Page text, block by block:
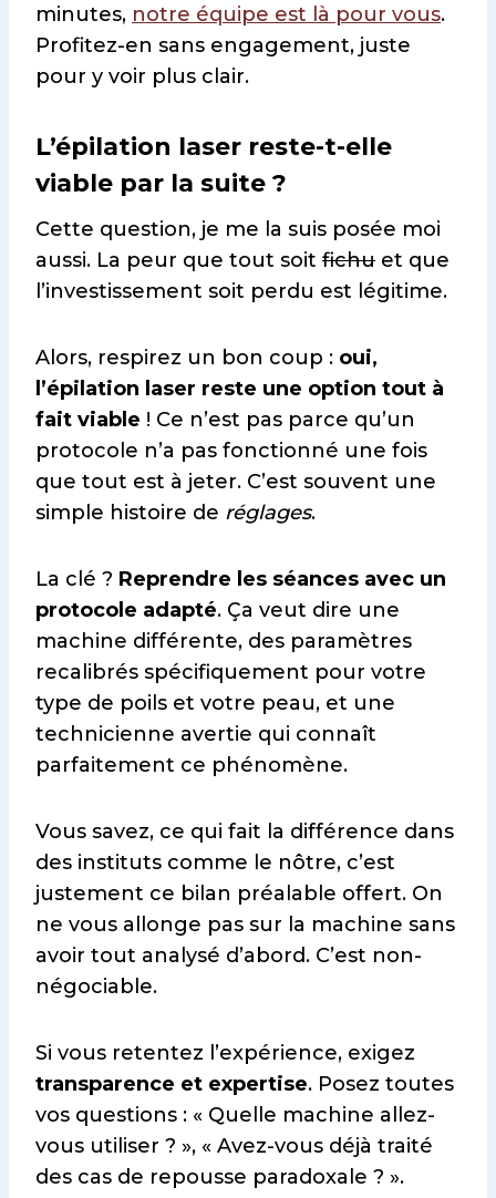
minutes, notre équipe est là pour vous.
Profitez-en sans engagement, juste
pour y voir plus clair.
L’épilation laser reste-t-elle
viable par la suite ?
Cette question, je me la suis posée moi
aussi. La peur que tout soit fichu et que
l’investissement soit perdu est légitime.
Alors, respirez un bon coup : oui,
l’épilation laser reste une option tout à
fait viable ! Ce n’est pas parce qu’un
protocole n’a pas fonctionné une fois
que tout est à jeter. C’est souvent une
simple histoire de réglages.
La clé ? Reprendre les séances avec un
protocole adapté. Ça veut dire une
machine différente, des paramètres
recalibrés spécifiquement pour votre
type de poils et votre peau, et une
technicienne avertie qui connaît
parfaitement ce phénomène.
Vous savez, ce qui fait la différence dans
des instituts comme le nôtre, c’est
justement ce bilan préalable offert. On
ne vous allonge pas sur la machine sans
avoir tout analysé d’abord. C’est non-
négociable.
Si vous retentez l’expérience, exigez
transparence et expertise. Posez toutes
vos questions : « Quelle machine allez-
vous utiliser ? », « Avez-vous déjà traité
des cas de repousse paradoxale ? ».